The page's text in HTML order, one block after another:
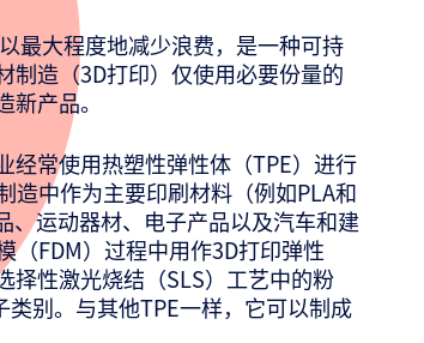
最大程度地减少浪费，是一种可持
制造（3D打印）仅使用必要份量的
产品。
经常使用热塑性弹性体（TPE）进行
造中作为主要印刷材料（例如PLA和
、运动器材、电子产品以及汽车和建
（FDM）过程中用作3D打印弹性
择性激光烧结（SLS）工艺中的粉
别。与其他TPE一样，它可以制成